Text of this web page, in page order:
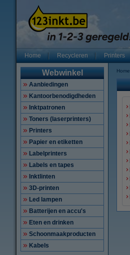
Home Recycleren Printers
Webwinkel
Aanbiedingen
Kantoorbenodigdheden
Inktpatronen
Toners (laserprinters)
Printers
Papier en etiketten
Labelprinters
Labels en tapes
Inktlinten
3D-printen
Led lampen
Batterijen en accu's
Eten en drinken
Schoonmaakproducten
Kabels
Home